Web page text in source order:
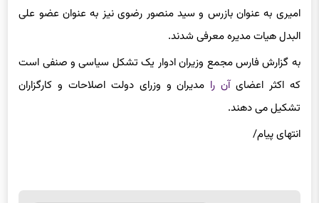
امیری به عنوان بازرس و سید منصور رضوی نیز به عنوان عضو علی
البدل هیات مدیره معرفی شدند.
به گزارش فارس مجمع وزیران ادوار یک تشکل سیاسی و صنفی است
که اکثر اعضایآن را مدیران و وزرای دولت اصلاحات و کارگزاران
تشکیل می دهند.
انتهای پیام/